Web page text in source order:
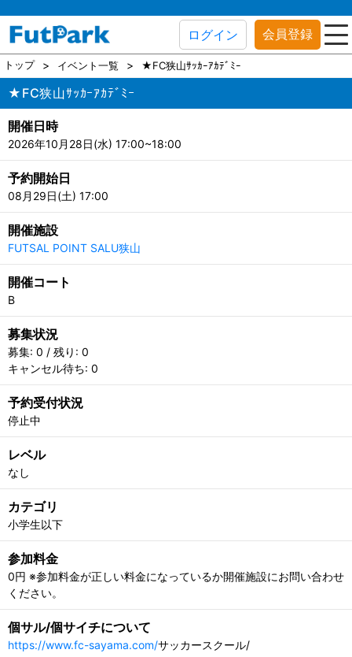
ログイン 会員登録
トップ イベント一覧 ★FC狭山ｻｯｶｰｱｶﾃﾞﾐｰ
★FC狭山ｻｯｶｰｱｶﾃﾞﾐｰ
開催日時
2026年10月28日(水) 17:00~18:00
予約開始日
08月29日(土) 17:00
開催施設
FUTSAL POINT SALU狭山
開催コート
B
募集状況
募集: 0 / 残り: 0
キャンセル待ち: 0
予約受付状況
停止中
レベル
なし
カテゴリ
小学生以下
参加料金
0円 ※参加料金が正しい料金になっているか開催施設にお問い合わせ
ください。
個サル/個サイチについて
https://www.fc-sayama.com/サッカースクール/